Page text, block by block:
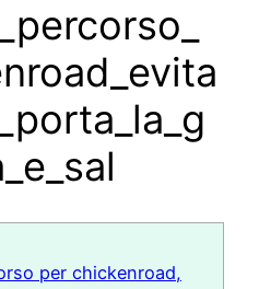
per chickenroad,